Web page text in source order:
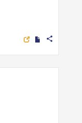
share